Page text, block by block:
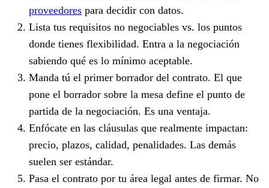
proveedores para decidir con datos.
Lista tus requisitos no negociables vs. los puntos
donde tienes flexibilidad. Entra a la negociación
sabiendo qué es lo mínimo aceptable.
Manda tú el primer borrador del contrato. El que
pone el borrador sobre la mesa define el punto de
partida de la negociación. Es una ventaja.
Enfócate en las cláusulas que realmente impactan:
precio, plazos, calidad, penalidades. Las demás
suelen ser estándar.
Pasa el contrato por tu área legal antes de firmar. No